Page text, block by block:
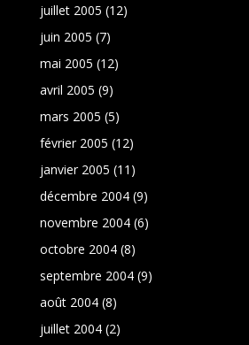
juillet 2005 (12)
juin 2005 (7)
mai 2005 (12)
avril 2005 (9)
mars 2005 (5)
février 2005 (12)
janvier 2005 (11)
décembre 2004(9)
novembre 2004(6)
octobre 2004(8)
septembre 2004(9)
août 2004(8)
juillet 2004(2)